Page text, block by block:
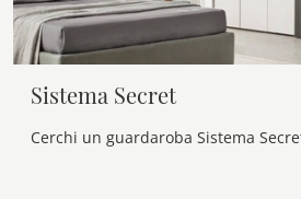
Sistema Secret